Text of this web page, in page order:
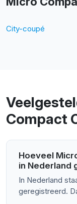
City-coupé
Compact
Hoeveel
in Nederland
In Nederland
geregistreerd.